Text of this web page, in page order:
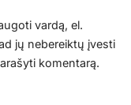
vardą, el.
jų nebereiktų įvesti
komentarą.